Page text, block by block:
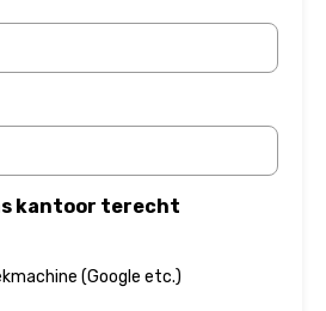
kantoor terecht
(Google etc.)